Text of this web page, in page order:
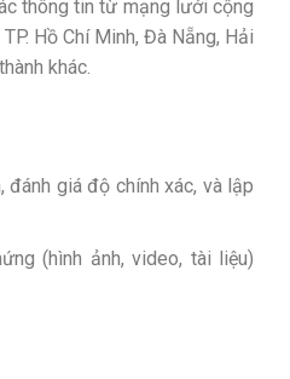
thông tin từ mạng lưới cộng
Hồ Chí Minh, Đà Nẵng, Hải
khác.
đánh giá độ chính xác, và lập
(hình ảnh, video, tài liệu)